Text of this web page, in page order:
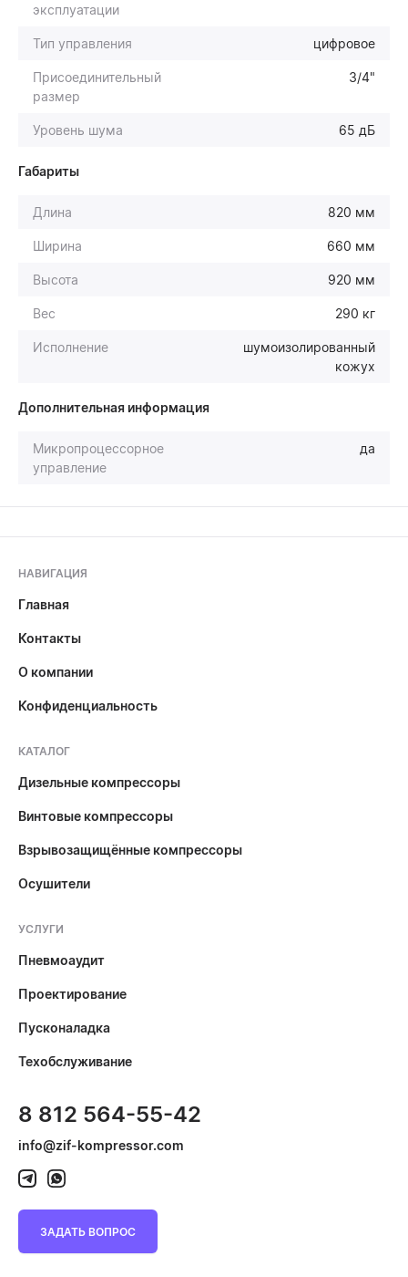
эксплуатации
Тип управления цифровое
Присоединительный
размер
3/4"
Уровень шума 65 дБ
Габариты
Длина 820 мм
Ширина 660 мм
Высота 920 мм
Вес 290 кг
Исполнение
шумоизолированный
кожух
Дополнительная информация
Микропроцессорное
управление
да
НАВИГАЦИЯ
Главная
Контакты
О компании
Конфиденциальность
КАТАЛОГ
Дизельные компрессоры
Винтовые компрессоры
Взрывозащищённые компрессоры
Осушители
УСЛУГИ
Пневмоаудит
Проектирование
Пусконаладка
Техобслуживание
8 812 564-55-42
info@zif-kompressor.com
ЗАДАТЬ ВОПРОС